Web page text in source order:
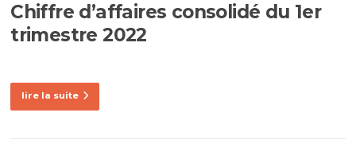
Chiffre d’affaires consolidé du 1er
trimestre 2022
lire la suite